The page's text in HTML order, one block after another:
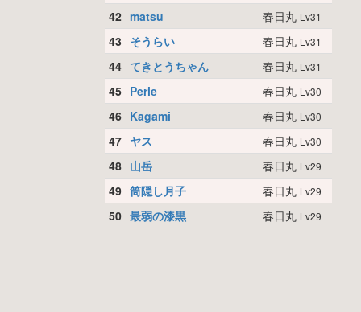
42 matsu 春日丸 Lv31
43 そうらい 春日丸 Lv31
44 てきとうちゃん 春日丸 Lv31
45 Perle 春日丸 Lv30
46 Kagami 春日丸 Lv30
47 ヤス 春日丸 Lv30
48 山岳 春日丸 Lv29
49 筒隠し月子 春日丸 Lv29
50 最弱の漆黒 春日丸 Lv29